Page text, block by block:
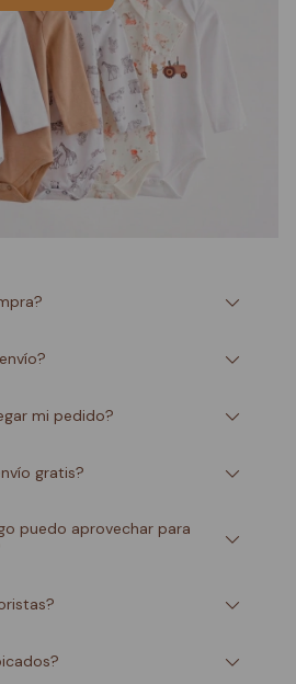
mi pedido?
gratis?
puedo aprovechar para